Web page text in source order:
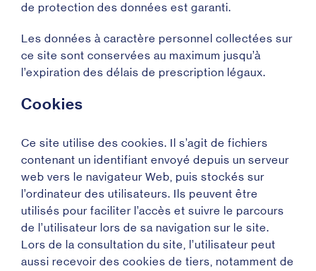
de protection des données est garanti.
Les données à caractère personnel collectées sur
ce site sont conservées au maximum jusqu’à
l’expiration des délais de prescription légaux.
Cookies
Ce site utilise des cookies. Il s’agit de fichiers
contenant un identifiant envoyé depuis un serveur
web vers le navigateur Web, puis stockés sur
l’ordinateur des utilisateurs. Ils peuvent être
utilisés pour faciliter l’accès et suivre le parcours
de l’utilisateur lors de sa navigation sur le site.
Lors de la consultation du site, l’utilisateur peut
aussi recevoir des cookies de tiers, notamment de